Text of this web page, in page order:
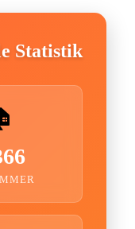
Statistik